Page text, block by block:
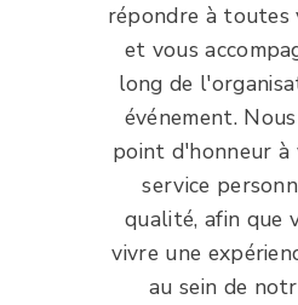
répondre à toutes
et vous
long de
événement.
point d'honneur
service
qualité, afin que
vivre une
au sein de